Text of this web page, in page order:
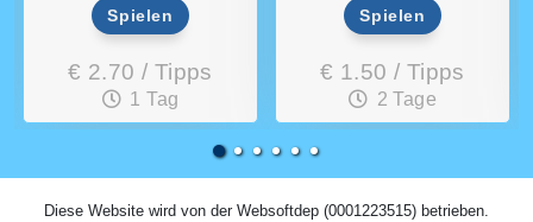
Spielen
€ 2.70 / Tipps
1 Tag
Spielen
€ 1.50 / Tipps
2 Tage
Diese Website wird von der Websoftdep (0001223515) betrieben.